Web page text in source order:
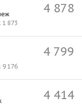
4 878
1 873
4 799
9 176
4 414